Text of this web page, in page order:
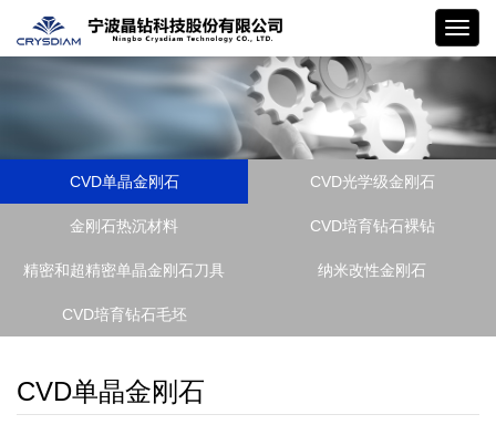
晶钻
CVD单晶金刚石 CVD光学级金刚石
金刚石热沉材料 CVD培育钻石裸钻
精密和超精密单晶金刚石刀具 纳米改性金刚石
CVD培育钻石毛坯
CVD单晶金刚石